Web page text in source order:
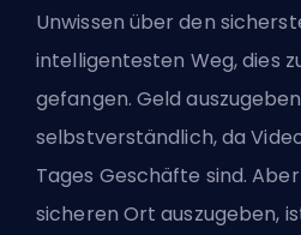
Unwissen über den
intelligentesten Weg, dies
gefangen. Geld
selbstverständlich, da
Tages Geschäfte sind.
sicheren Ort auszugeben,